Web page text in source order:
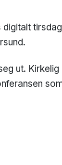
ut. Kirkelig